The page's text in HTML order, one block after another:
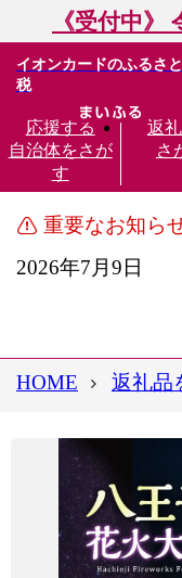
《受付中》
イオンカードのふるさ
税
応援する
自治体をさが
す
返
さ
重要なお知ら
2026年7月9日
HOME 返礼品